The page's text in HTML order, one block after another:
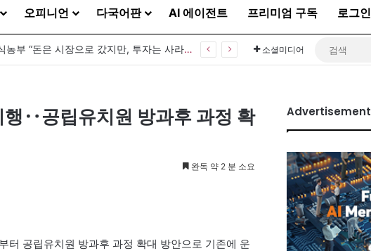
오피니언 다국어판 AI 에이전트 프리미엄 구독 로그인
[이상기가 만난 사람] 박영옥 주식농부 “돈은 시장으로 갔지만, 투자는 사라지고 거래만 남았다” 소셜미디어
행‥공립유치원 방과후 과정 확
완독 약 2 분 소요
공립유치원 방과후 과정 확대 방안으로 기존에 운
Advertisement